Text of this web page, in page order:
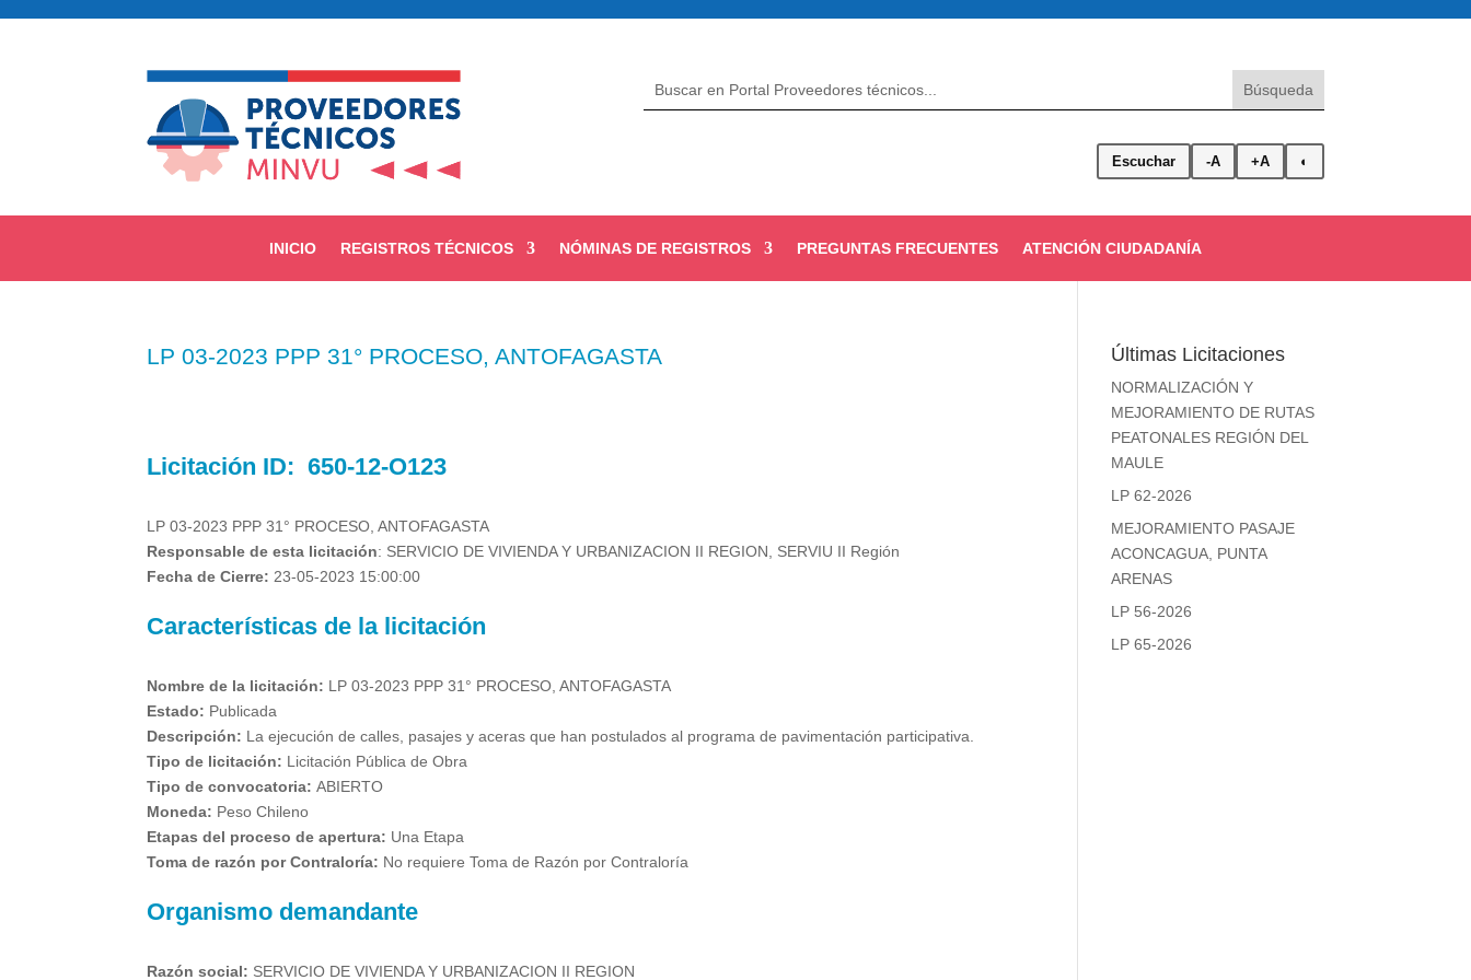
Escuchar -A +A ◐
INICIO REGISTROS TÉCNICOS NÓMINAS DE REGISTROS PREGUNTAS FRECUENTES ATENCIÓN CIUDADANÍA
LP 03-2023 PPP 31° PROCESO, ANTOFAGASTA
Licitación ID: 650-12-O123
LP 03-2023 PPP 31° PROCESO, ANTOFAGASTA
Responsable de esta licitación: SERVICIO DE VIVIENDA Y URBANIZACION II REGION, SERVIU II Región
Fecha de Cierre: 23-05-2023 15:00:00
Características de la licitación
Nombre de la licitación: LP 03-2023 PPP 31° PROCESO, ANTOFAGASTA
Estado: Publicada
Descripción: La ejecución de calles, pasajes y aceras que han postulados al programa de pavimentación participativa.
Tipo de licitación: Licitación Pública de Obra
Tipo de convocatoria: ABIERTO
Moneda: Peso Chileno
Etapas del proceso de apertura: Una Etapa
Toma de razón por Contraloría: No requiere Toma de Razón por Contraloría
Organismo demandante
Razón social: SERVICIO DE VIVIENDA Y URBANIZACION II REGION
Últimas Licitaciones
NORMALIZACIÓN Y
MEJORAMIENTO DE RUTAS
PEATONALES REGIÓN DEL
MAULE
LP 62-2026
MEJORAMIENTO PASAJE
ACONCAGUA, PUNTA
ARENAS
LP 56-2026
LP 65-2026